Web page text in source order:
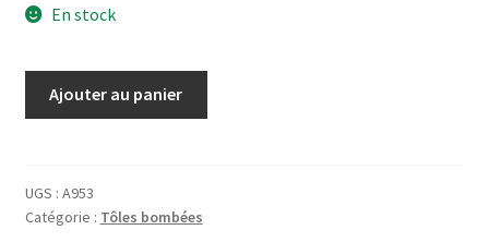
En stock
Ajouter au panier
UGS : A953
Catégorie : Tôles bombées